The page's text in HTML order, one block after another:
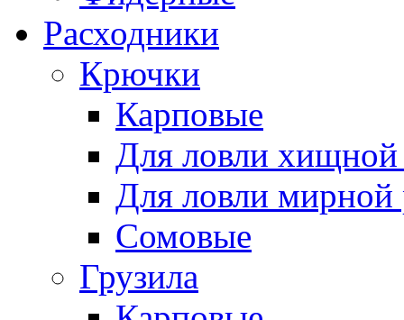
Расходники
Крючки
Карповые
Для ловли
Для ловли
Сомовые
Грузила